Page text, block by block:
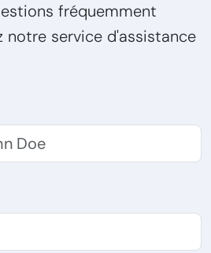
fréquemment
notre service d'assistance